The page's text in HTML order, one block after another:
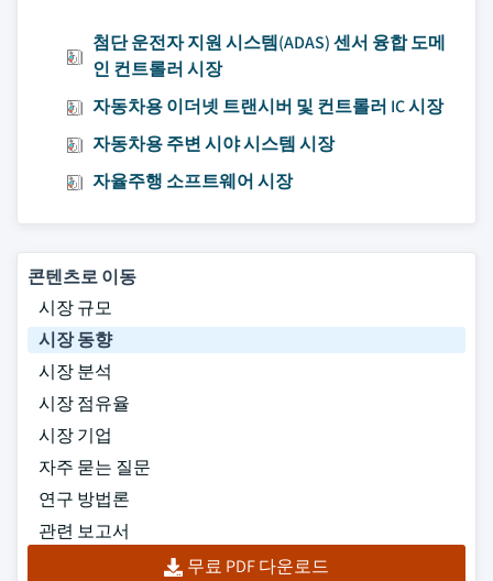
첨단 운전자 지원 시스템(ADAS) 센서 융합 도메
인 컨트롤러 시장
자동차용 이더넷 트랜시버 및 컨트롤러 IC 시장
자동차용 주변 시야 시스템 시장
자율주행 소프트웨어 시장
콘텐츠로 이동
시장 규모
시장 동향
시장 분석
시장 점유율
시장 기업
자주 묻는 질문
연구 방법론
관련 보고서
무료 PDF 다운로드